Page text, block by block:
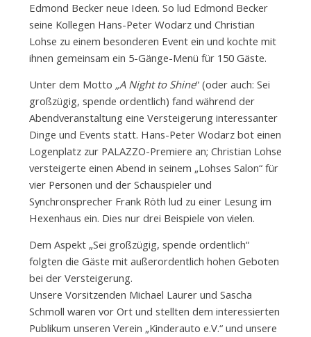
Edmond Becker neue Ideen. So lud Edmond Becker
seine Kollegen Hans-Peter Wodarz und Christian
Lohse zu einem besonderen Event ein und kochte mit
ihnen gemeinsam ein 5-Gänge-Menü für 150 Gäste.
Unter dem Motto „A Night to Shine“ (oder auch: Sei
großzügig, spende ordentlich) fand während der
Abendveranstaltung eine Versteigerung interessanter
Dinge und Events statt. Hans-Peter Wodarz bot einen
Logenplatz zur PALAZZO-Premiere an; Christian Lohse
versteigerte einen Abend in seinem „Lohses Salon“ für
vier Personen und der Schauspieler und
Synchronsprecher Frank Röth lud zu einer Lesung im
Hexenhaus ein. Dies nur drei Beispiele von vielen.
Dem Aspekt „Sei großzügig, spende ordentlich“
folgten die Gäste mit außerordentlich hohen Geboten
bei der Versteigerung.
Unsere Vorsitzenden Michael Laurer und Sascha
Schmoll waren vor Ort und stellten dem interessierten
Publikum unseren Verein „Kinderauto e.V.“ und unsere